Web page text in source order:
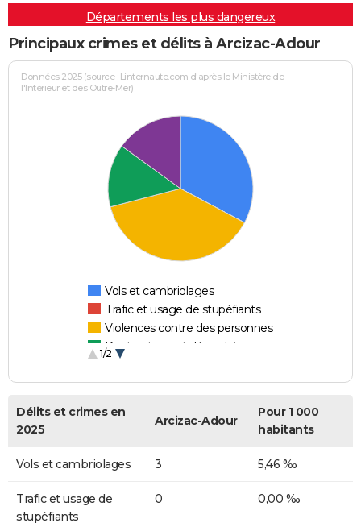
Départements les plus dangereux
Principaux crimes et délits à Arcizac-Adour
Données 2025 (source : Linternaute.com d'après le Ministère de
l'Intérieur et des Outre-Mer)
Vols et cambriolages
Trafic et usage de stupéfiants
Violences contre des personnes
Destructions et dégradations
1/2
Délits et crimes en
2025
Arcizac-Adour
Pour 1 000
habitants
Vols et cambriolages 3 5,46 ‰
Trafic et usage de
stupéfiants
0 0,00 ‰